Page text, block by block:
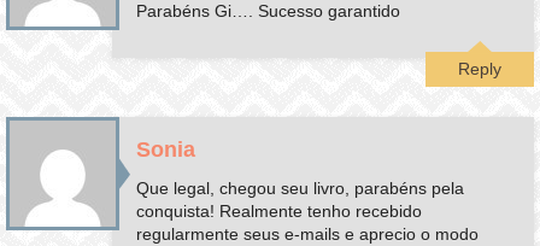
Parabéns Gi…. Sucesso garantido
Reply
Sonia
Que legal, chegou seu livro, parabéns pela
conquista! Realmente tenho recebido
regularmente seus e-mails e aprecio o modo